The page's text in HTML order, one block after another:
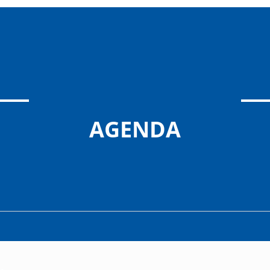
AGENDA